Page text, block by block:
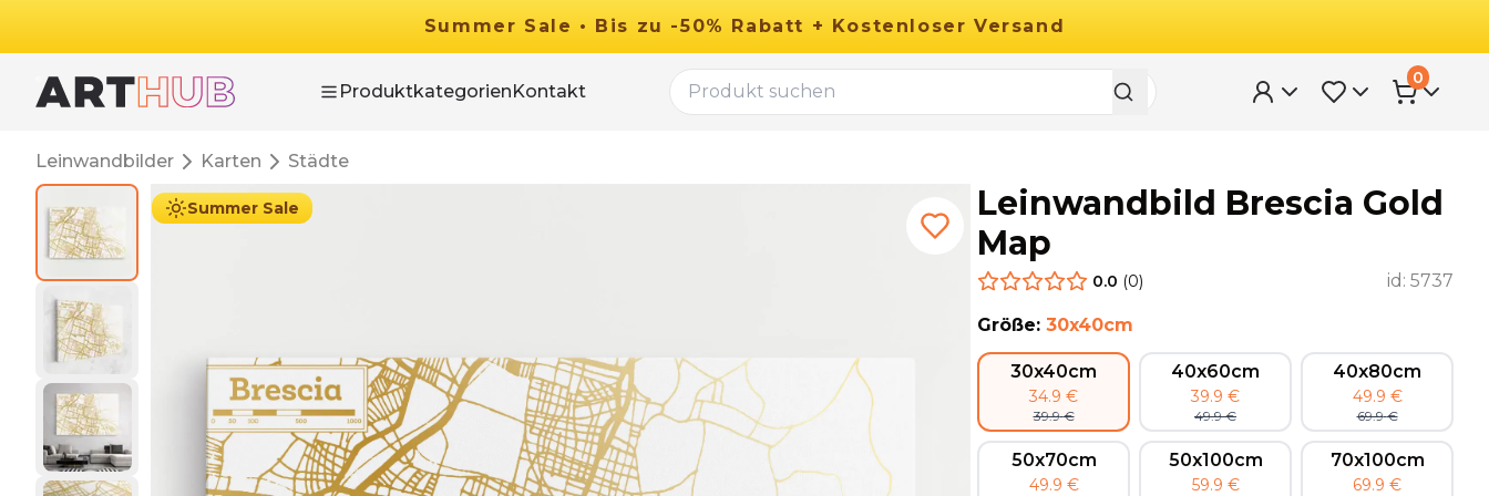
Summer Sale • Bis zu -50% Rabatt + Kostenloser Versand
ProduktkategorienKontakt
0
Leinwandbilder Karten Städte
Summer Sale
Leinwandbild Brescia Gold
Map
0.0 (0) id: 5737
Größe: 30x40cm
30x40cm
34.9 €
39.9 €
40x60cm
39.9 €
49.9 €
40x80cm
49.9 €
69.9 €
50x70cm
49.9 €
50x100cm
59.9 €
70x100cm
69.9 €